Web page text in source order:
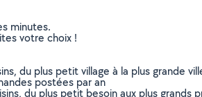
minutes.
votre choix !
du plus petit village à la plus grande
postées par an
du plus petit besoin aux plus grands